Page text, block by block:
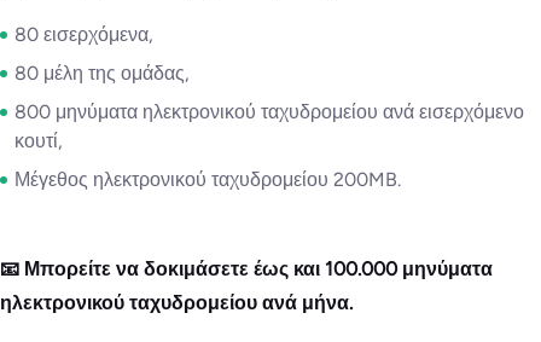
80 εισερχόμενα,
80 μέλη της ομάδας,
800 μηνύματα ηλεκτρονικού ταχυδρομείου ανά εισερχόμενο
κουτί,
Μέγεθος ηλεκτρονικού ταχυδρομείου 200MB.
📧 Μπορείτε να δοκιμάσετε έως και 100.000 μηνύματα
ηλεκτρονικού ταχυδρομείου ανά μήνα.